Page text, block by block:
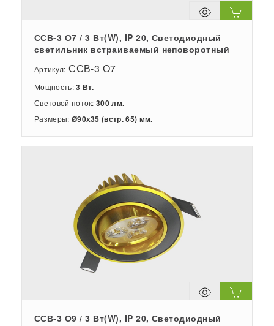
ССВ-3 О7 / 3 Вт(W), IP 20, Светодиодный
светильник встраиваемый неповоротный
Артикул: ССВ-3 О7
Мощность:3 Вт.
Световой поток:300 лм.
Размеры: Ø90х35 (встр. 65) мм.
ССВ-3 О9 / 3 Вт(W), IP 20, Светодиодный